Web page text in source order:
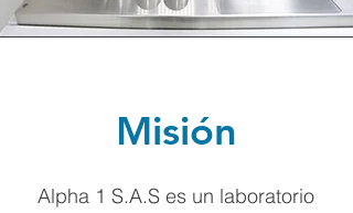
Misión
Alpha 1 S.A.S es un laboratorio